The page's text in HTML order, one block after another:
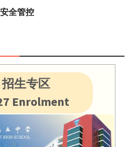
全管控
招生专区
Enrolment